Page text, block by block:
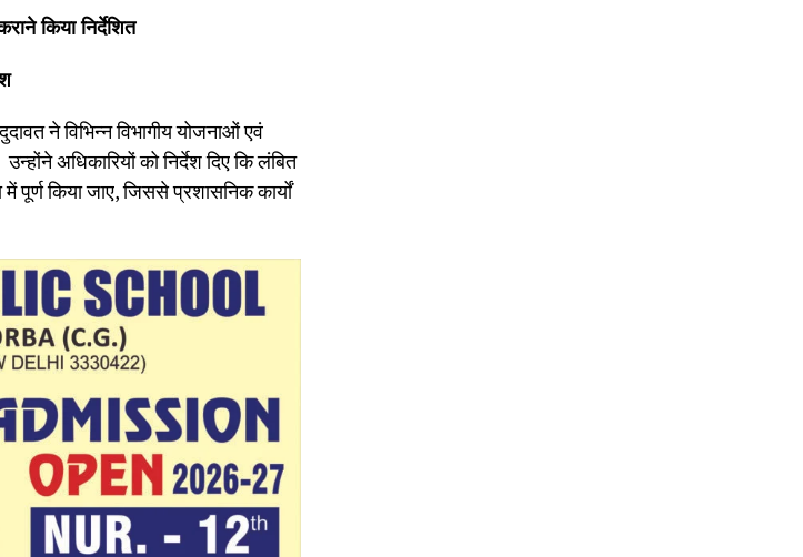
किया निर्देशित
ने विभिन्न विभागीय योजनाओं एवं
अधिकारियों को निर्देश दिए कि लंबित
में पूर्ण किया जाए, जिससे प्रशासनिक कार्यों